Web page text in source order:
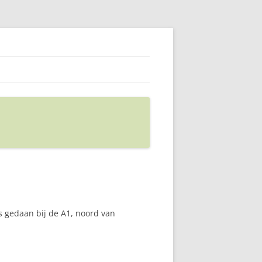
gedaan bij de A1, noord van